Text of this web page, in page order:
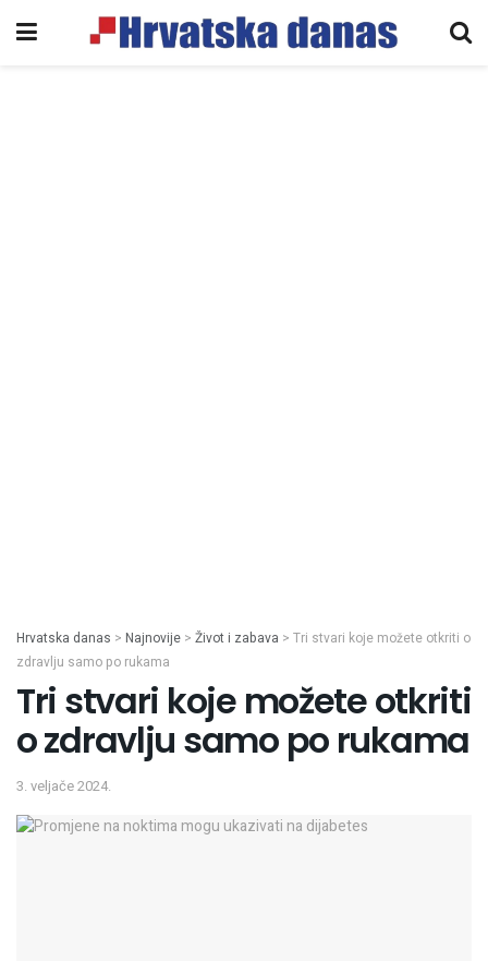
Hrvatska danas > Najnovije > Život i zabava > Tri stvari koje možete otkriti o
zdravlju samo po rukama
Tri stvari koje možete otkriti
o zdravlju samo po rukama
3. veljače 2024.